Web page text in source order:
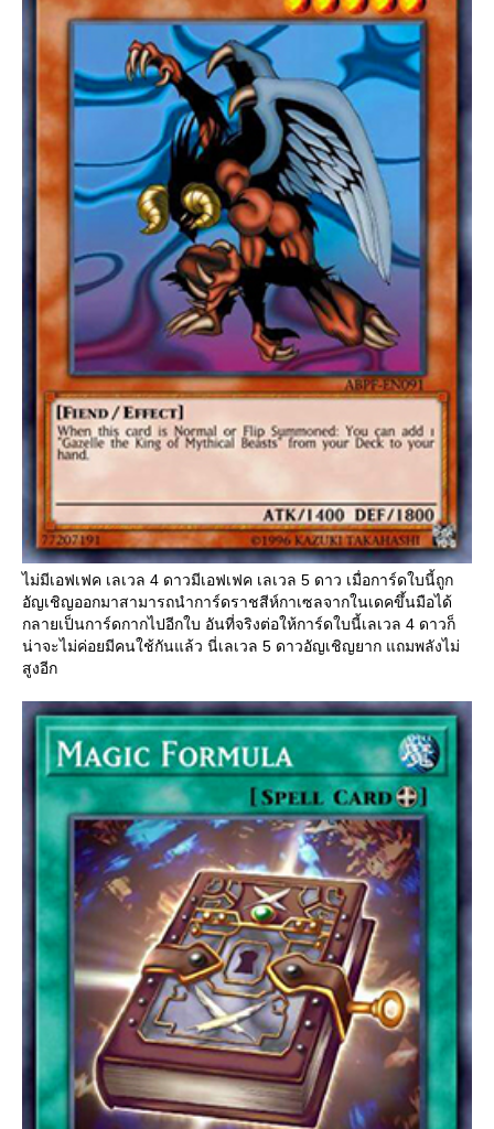
ไม่มีเอฟเฟค เลเวล 4 ดาวมีเอฟเฟค เลเวล 5 ดาว เมื่อการ์ดใบนี้ถูก
อัญเชิญออกมาสามารถนำการ์ดราชสีห์กาเซลจากในเดคขึ้นมือได้
กลายเป็นการ์ดกากไปอีกใบ อันที่จริงต่อให้การ์ดใบนี้เลเวล 4 ดาวก็
น่าจะไม่ค่อยมีคนใช้กันแล้ว นี่เลเวล 5 ดาวอัญเชิญยาก แถมพลังไม่
สูงอีก